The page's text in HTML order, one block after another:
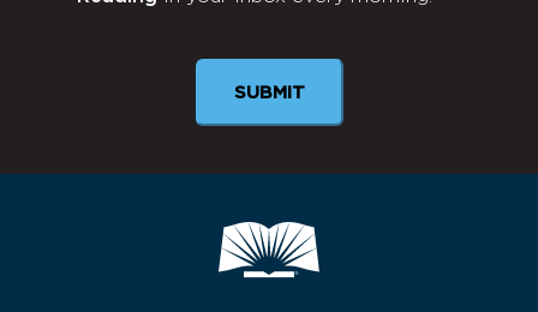
Newsletter